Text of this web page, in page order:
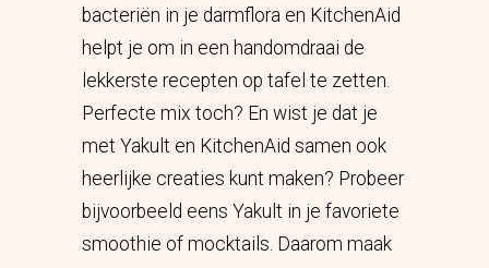
bacteriën in je darmflora en KitchenAid
helpt je om in een handomdraai de
lekkerste recepten op tafel te zetten.
Perfecte mix toch? En wist je dat je
met Yakult en KitchenAid samen ook
heerlijke creaties kunt maken? Probeer
bijvoorbeeld eens Yakult in je favoriete
smoothie of mocktails. Daarom maak